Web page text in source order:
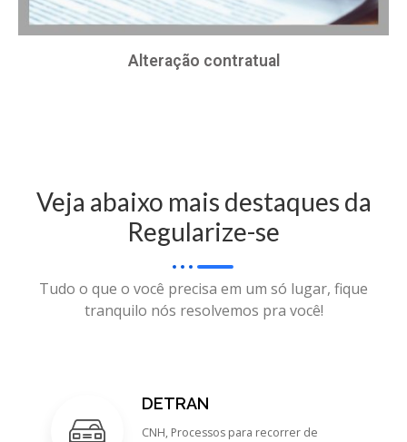
Alteração contratual
Veja abaixo mais destaques da
Regularize-se
Tudo o que o você precisa em um só lugar, fique
tranquilo nós resolvemos pra você!
DETRAN
CNH, Processos para recorrer de